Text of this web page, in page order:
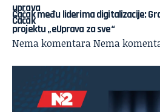
Čačak među liderima digitalizacije:
projektu „eUprava za sve“
Nema komentaraNema